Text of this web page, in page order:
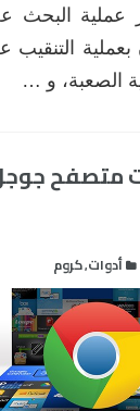
عملية البحث
بعملية
الصعبة، و …
متصفح
أدوات,كروم